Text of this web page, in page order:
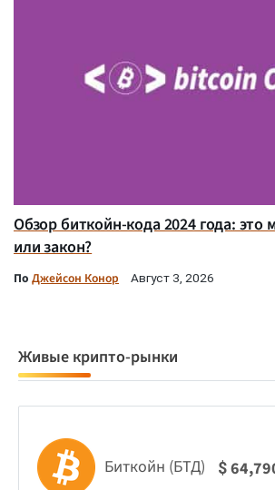
Обзор биткойн-кода 2024 года: это
или закон?
По Джейсон Конор Август 3, 2026
Живые крипто-рынки
Биткойн (БТД) $